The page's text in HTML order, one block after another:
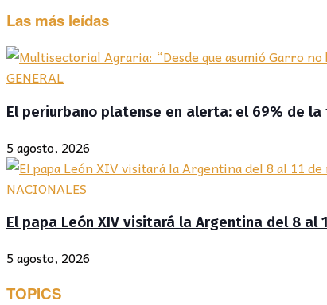
Las más leídas
GENERAL
El periurbano platense en alerta: el 69% de
5 agosto, 2026
NACIONALES
El papa León XIV visitará la Argentina del 8 al
5 agosto, 2026
TOPICS